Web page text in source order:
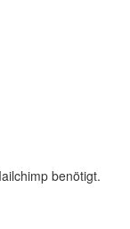
benötigt.